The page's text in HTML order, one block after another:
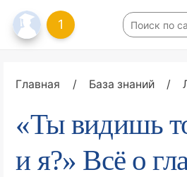
1
Главная / База знаний /
«Ты видишь
и я?» Всё о